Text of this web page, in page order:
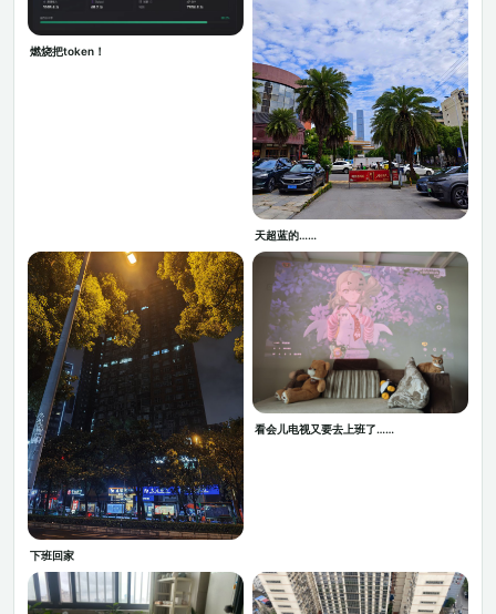
燃烧把token！
天超蓝的……
下班回家
看会儿电视又要去上班了……